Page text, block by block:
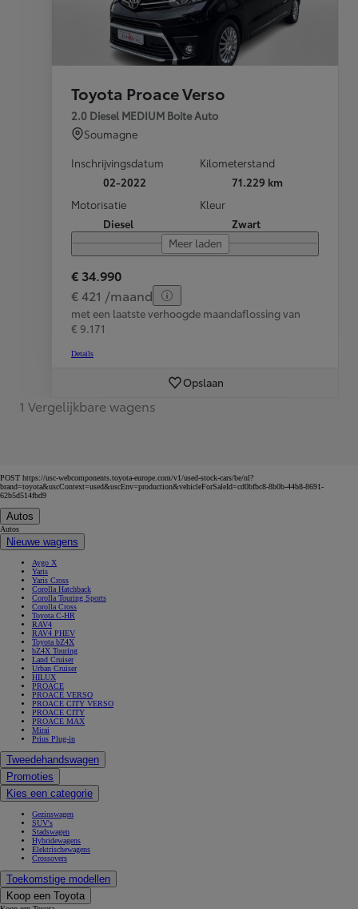
Toyota Proace Verso
2.0 Diesel MEDIUM Boite Auto
Soumagne
Inschrijvingsdatum
02-2022
Kilometerstand
71.229 km
Motorisatie
Diesel
Kleur
Zwart
Meer laden
€ 34.990
€ 421 /maand
met een laatste verhoogde maandaflossing van
€ 9.171
Details
Opslaan
1 Vergelijkbare wagens
POST https://usc-webcomponents.toyota-europe.com/v1/used-stock-cars/be/nl?
brand=toyota&uscContext=used&uscEnv=production&vehicleForSaleId=cd0bfbc8-8b0b-44b8-8691-
62b5d514fbd9
Autos
Autos
Nieuwe wagens
Aygo X
Yaris
Yaris Cross
Corolla Hatchback
Corolla Touring Sports
Corolla Cross
Toyota C-HR
RAV4
RAV4 PHEV
Toyota bZ4X
bZ4X Touring
Land Cruiser
Urban Cruiser
HILUX
PROACE
PROACE VERSO
PROACE CITY VERSO
PROACE CITY
PROACE MAX
Mirai
Prius Plug-in
Tweedehandswagen
Promoties
Kies een categorie
Gezinswagen
SUV's
Stadswagen
Hybridewagens
Elektrischewagens
Crossovers
Toekomstige modellen
Koop een Toyota